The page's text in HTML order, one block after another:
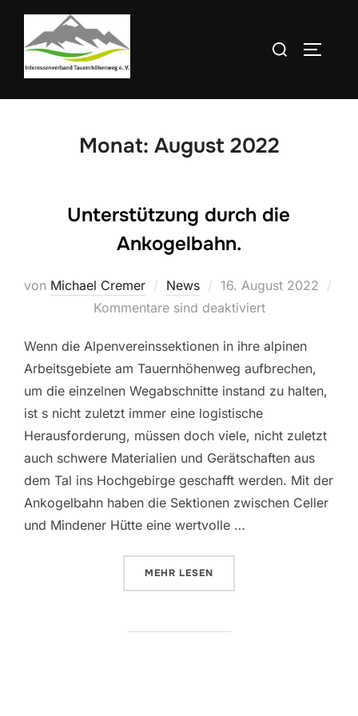
Zum
springen
Suchen
Monat: August 2022
Unterstützung durch die
Ankogelbahn.
von Michael Cremer News
Veröffentlicht
am
16. August 2022
Kommentare sind deaktiviert
Wenn die Alpenvereinssektionen in ihre alpinen
Arbeitsgebiete am Tauernhöhenweg aufbrechen,
um die einzelnen Wegabschnitte instand zu halten,
ist s nicht zuletzt immer eine logistische
Herausforderung, müssen doch viele, nicht zuletzt
auch schwere Materialien und Gerätschaften aus
dem Tal ins Hochgebirge geschafft werden. Mit der
Ankogelbahn haben die Sektionen zwischen Celler
und Mindener Hütte eine wertvolle …
MEHR ÜBER „UNTERSTÜTZUNG
LESEN